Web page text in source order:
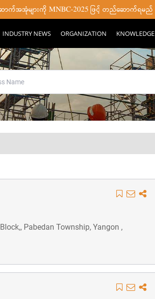
ာက်အအုံများကို MNBC-2025 ဖြင့် တည်ဆောက်ရမည်
INDUSTRY NEWS ORGANIZATION KNOWLEDGE
Pabedan Township, Yangon ,